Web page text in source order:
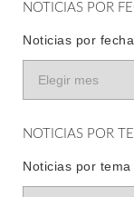
NOTICIAS POR
Noticias por fecha
NOTICIAS POR
Noticias por tema